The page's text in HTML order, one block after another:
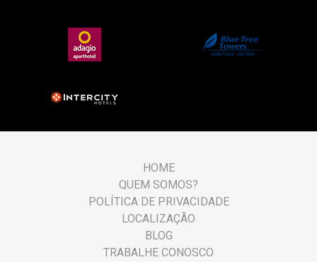
HOME
QUEM SOMOS?
POLÍTICA DE PRIVACIDADE
LOCALIZAÇÃO
BLOG
TRABALHE CONOSCO